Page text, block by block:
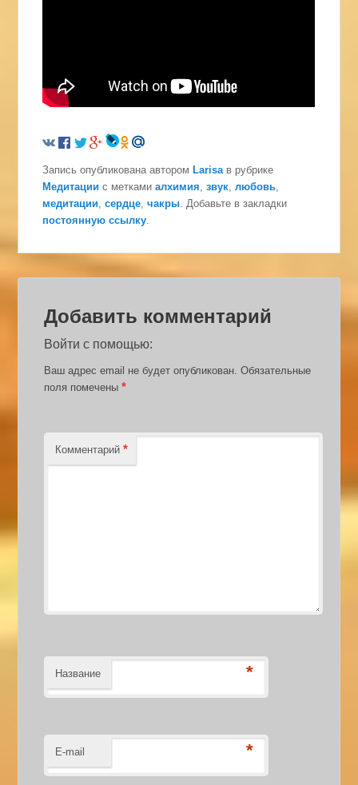
Запись опубликована автором Larisaв рубрике
Медитации с меткамиалхимия,звук,любовь,
медитации,сердце,чакры. Добавьте в закладки
постоянную ссылку.
Добавить комментарий
Войти с помощью:
Ваш адрес email не будет опубликован. Обязательные
поля помечены*
Комментарий*
Название *
E-mail *